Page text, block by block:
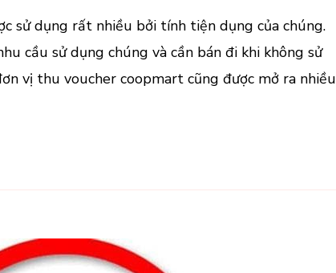
mua
voucher
coopmart
nên
sử dụng rất nhiều bởi tính tiện dụng của chúng.
cầu sử dụng chúng và cần bán đi khi không sử
vị thu voucher coopmart cũng được mở ra nhiều